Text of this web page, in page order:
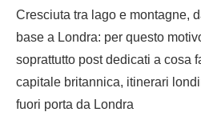
Cresciuta tra lago e montagne,
base a Londra: per questo
soprattutto post dedicati a cosa
capitale britannica, itinerari
fuori porta da Londra